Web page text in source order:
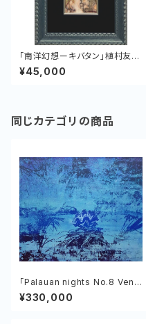
「南洋幻想ーキバタン」植村友
哉 キャンバス、アクリル・油彩
¥45,000
同じカテゴリの商品
「Palauan nights No.8 Venu
s of the Tropics」植村友哉
¥330,000